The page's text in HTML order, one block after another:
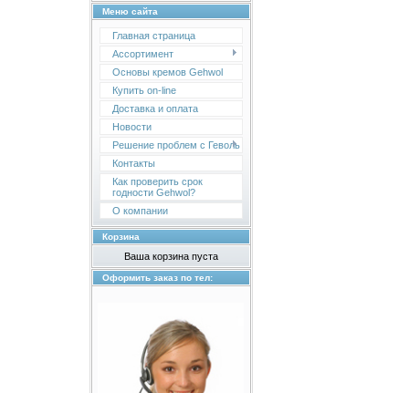
Меню сайта
Главная страница
Ассортимент
Основы кремов Gehwol
Купить on-line
Доставка и оплата
Новости
Решение проблем с Геволь
Контакты
Как проверить срок
годности Gehwol?
О компании
Корзина
Ваша корзина пуста
Оформить заказ по тел: